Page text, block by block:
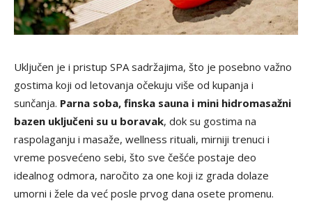
Uključen je i pristup SPA sadržajima, što je posebno važno
gostima koji od letovanja očekuju više od kupanja i
sunčanja. Parna soba, finska sauna i mini hidromasažni
bazen uključeni su u boravak, dok su gostima na
raspolaganju i masaže, wellness rituali, mirniji trenuci i
vreme posvećeno sebi, što sve češće postaje deo
idealnog odmora, naročito za one koji iz grada dolaze
umorni i žele da već posle prvog dana osete promenu.